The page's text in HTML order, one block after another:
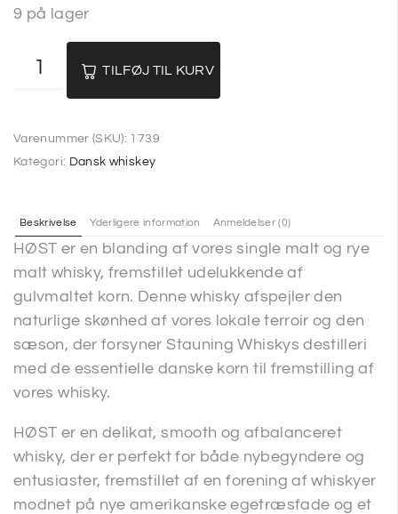
9 på lager
TILFØJ TIL KURV
Varenummer (SKU): 1739
Kategori: Dansk whiskey
Beskrivelse Yderligere information Anmeldelser (0)
HØST er en blanding af vores single malt og rye
malt whisky, fremstillet udelukkende af
gulvmaltet korn. Denne whisky afspejler den
naturlige skønhed af vores lokale terroir og den
sæson, der forsyner Stauning Whiskys destilleri
med de essentielle danske korn til fremstilling af
vores whisky.
HØST er en delikat, smooth og afbalanceret
whisky, der er perfekt for både nybegyndere og
entusiaster, fremstillet af en forening af whiskyer
modnet på nye amerikanske egetræsfade og et